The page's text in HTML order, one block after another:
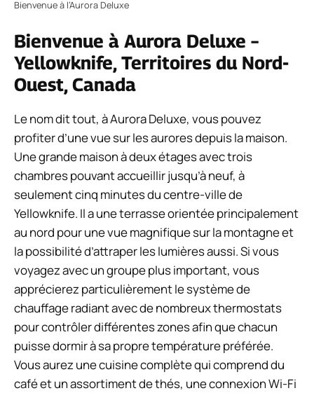
Bienvenue à l’Aurora Deluxe
Bienvenue à Aurora Deluxe –
Yellowknife, Territoires du Nord-
Ouest, Canada
Le nom dit tout, à Aurora Deluxe, vous pouvez
profiter d’une vue sur les aurores depuis la maison.
Une grande maison à deux étages avec trois
chambres pouvant accueillir jusqu’à neuf, à
seulement cinq minutes du centre-ville de
Yellowknife. Il a une terrasse orientée principalement
au nord pour une vue magnifique sur la montagne et
la possibilité d’attraper les lumières aussi. Si vous
voyagez avec un groupe plus important, vous
apprécierez particulièrement le système de
chauffage radiant avec de nombreux thermostats
pour contrôler différentes zones afin que chacun
puisse dormir à sa propre température préférée.
Vous aurez une cuisine complète qui comprend du
café et un assortiment de thés, une connexion Wi-Fi